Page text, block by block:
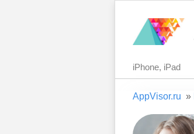
iPhone, iPad
AppVisor.ru »